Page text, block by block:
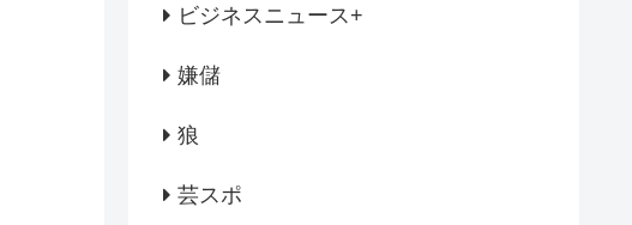
ビジネスニュース+
嫌儲
狼
芸スポ